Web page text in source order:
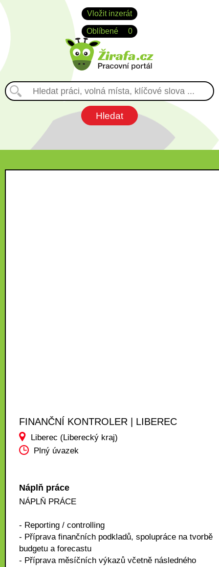
Vložit inzerát
Oblíbené 0
FINANČNÍ KONTROLER | LIBEREC
Liberec (Liberecký kraj)
Plný úvazek
Náplň práce
NÁPLŇ PRÁCE
- Reporting / controlling
- Příprava finančních podkladů, spolupráce na tvorbě
budgetu a forecastu
- Příprava měsíčních výkazů včetně následného